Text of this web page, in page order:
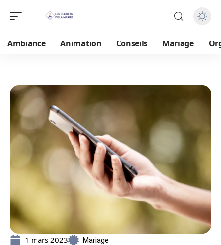
Ambiance Animation Conseils Mariage
1 mars 2023 Mariage